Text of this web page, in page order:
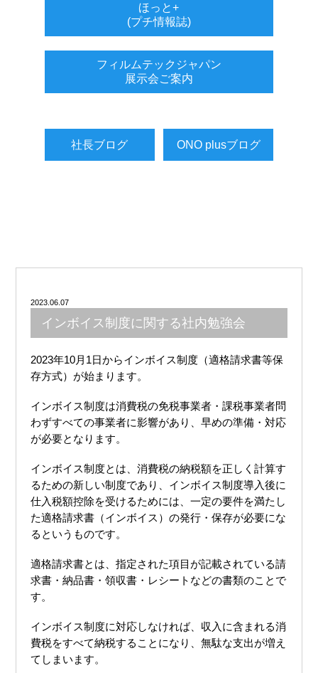
ほっと+
(プチ情報誌)
フィルムテックジャパン
展示会ご案内
社長ブログ ONO plusブログ
2023.06.07
インボイス制度に関する社内勉強会
2023年10月1日からインボイス制度（適格請求書等保
存方式）が始まります。
インボイス制度は消費税の免税事業者・課税事業者問
わずすべての事業者に影響があり、早めの準備・対応
が必要となります。
インボイス制度とは、消費税の納税額を正しく計算す
るための新しい制度であり、インボイス制度導入後に
仕入税額控除を受けるためには、一定の要件を満たし
た適格請求書（インボイス）の発行・保存が必要にな
るというものです。
適格請求書とは、指定された項目が記載されている請
求書・納品書・領収書・レシートなどの書類のことで
す。
インボイス制度に対応しなければ、収入に含まれる消
費税をすべて納税することになり、無駄な支出が増え
てしまいます。